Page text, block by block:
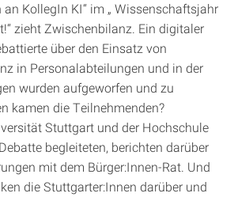
an KollegIn KI“ im „ Wissenschaftsjahr
zieht Zwischenbilanz. Ein digitaler
über den Einsatz von
in Personalabteilungen und in der
wurden aufgeworfen und zu
kamen die Teilnehmenden?
Stuttgart und der Hochschule
begleiteten, berichten darüber
mit dem Bürger:Innen-Rat. Und
die Stuttgarter:Innen darüber und